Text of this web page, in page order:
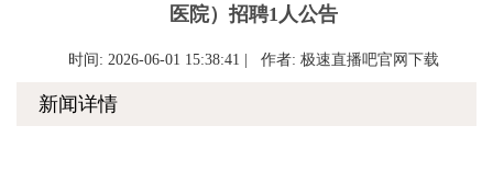
医院）招聘1人公告
时间: 2026-06-01 15:38:41 | 作者: 极速直播吧官网下载
新闻详情